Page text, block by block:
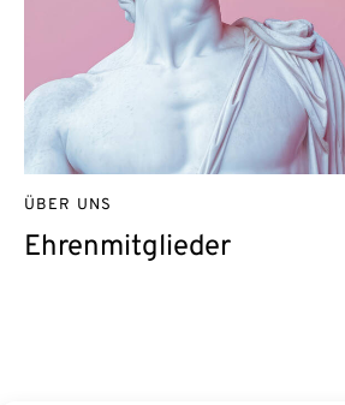
Ehrenmitglieder
ÜBER UNS